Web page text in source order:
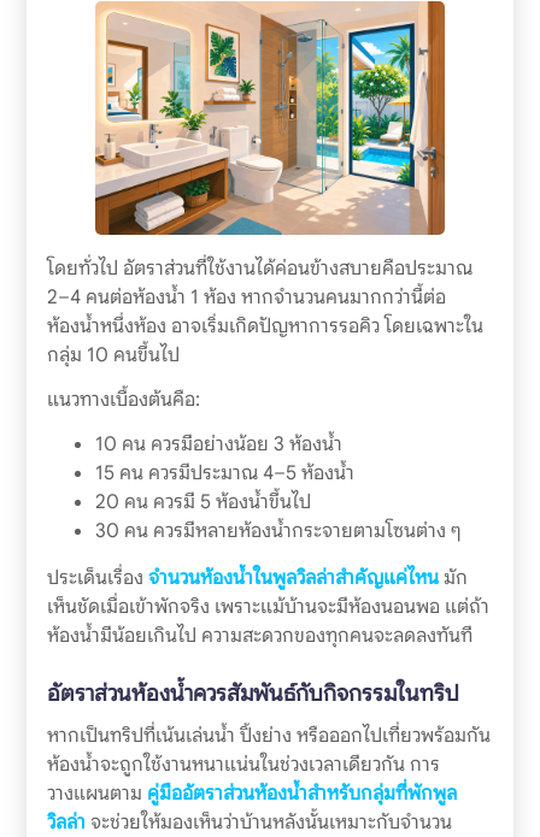
โดยทั่วไป อัตราส่วนที่ใช้งานได้ค่อนข้างสบายคือประมาณ
2–4 คนต่อห้องน้ำ 1 ห้อง หากจำนวนคนมากกว่านี้ต่อ
ห้องน้ำหนึ่งห้อง อาจเริ่มเกิดปัญหาการรอคิว โดยเฉพาะใน
กลุ่ม 10 คนขึ้นไป
แนวทางเบื้องต้นคือ:
10 คน ควรมีอย่างน้อย 3 ห้องน้ำ
15 คน ควรมีประมาณ 4–5 ห้องน้ำ
20 คน ควรมี 5 ห้องน้ำขึ้นไป
30 คน ควรมีหลายห้องน้ำกระจายตามโซนต่าง ๆ
ประเด็นเรื่อง จำนวนห้องน้ำในพูลวิลล่าสำคัญแค่ไหนมัก
เห็นชัดเมื่อเข้าพักจริง เพราะแม้บ้านจะมีห้องนอนพอ แต่ถ้า
ห้องน้ำมีน้อยเกินไป ความสะดวกของทุกคนจะลดลงทันที
อัตราส่วนห้องน้ำควรสัมพันธ์กับกิจกรรมในทริป
หากเป็นทริปที่เน้นเล่นน้ำ ปิ้งย่าง หรือออกไปเที่ยวพร้อมกัน
ห้องน้ำจะถูกใช้งานหนาแน่นในช่วงเวลาเดียวกัน การ
วางแผนตาม คู่มืออัตราส่วนห้องน้ำสำหรับกลุ่มที่พักพูล
วิลล่า จะช่วยให้มองเห็นว่าบ้านหลังนั้นเหมาะกับจำนวน